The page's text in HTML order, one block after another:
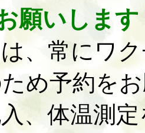
願いします
、常にワ
め予約を
、体温測